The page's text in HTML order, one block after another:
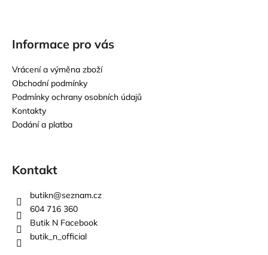
Informace pro vás
Vrácení a výměna zboží
Obchodní podmínky
Podmínky ochrany osobních údajů
Kontakty
Dodání a platba
Kontakt
butikn@seznam.cz
604 716 360
Butik N Facebook
butik_n_official